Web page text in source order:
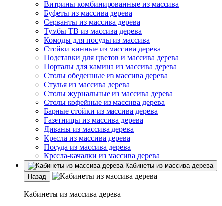
Витрины комбинированные из массива
Буфеты из массива дерева
Серванты из массива дерева
Тумбы ТВ из массива дерева
Комоды для посуды из массива
Стойки винные из массива дерева
Подставки для цветов и массива дерева
Порталы для камина из массива дерева
Столы обеденные из массива дерева
Стулья из массива дерева
Столы журнальные из массива дерева
Столы кофейные из массива дерева
Барные стойки из массива дерева
Газетницы из массива дерева
Диваны из массива дерева
Кресла из массива дерева
Посуда из массива дерева
Кресла-качалки из массива дерева
Кабинеты из массива дерева
Назад
Кабинеты из массива дерева